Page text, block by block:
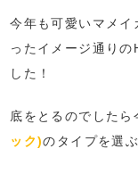
今年も可愛いマメイ
ったイメージ通り
した！
底をとるのでしたら
ック)のタイプを選